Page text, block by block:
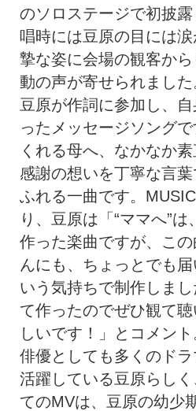
のソロステージで初披
唱時には豆原の目には
摯な姿に会場の観客か
動の声が寄せられました
豆原が作詞に参加し、
ったメッセージソング
くれる母へ、なかなか
感謝の想いを丁寧な言
ふれる一曲です。
り、豆原は「“ママへ”
作った楽曲ですが、こ
んにも、ちょっとでも
いう気持ちで制作しま
て作ったのでぜひ観て
しいです！」とコメント
俳優としても多くのド
活躍している豆原らし
てのMVは、豆原の幼少